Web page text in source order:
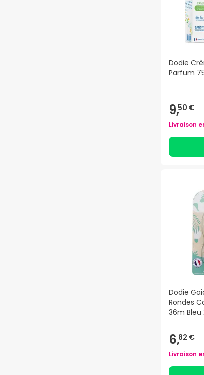
Dodie
Parfum
9,50 €
Livraison
Dodie
Rondes
36m Bleu
6,82 €
Livraison